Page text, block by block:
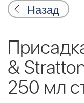
Назад
&
250 мл